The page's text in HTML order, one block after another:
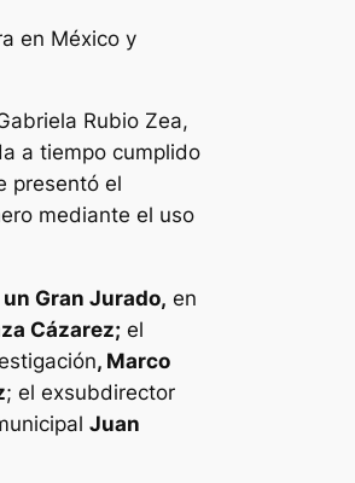
en México y
Rubio Zea,
a tiempo cumplido
presentó el
mediante el uso
Gran Jurado, en
Cázarez; el
, Marco
; el exsubdirector
Juan